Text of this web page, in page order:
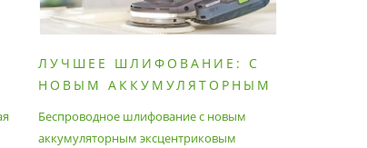
ЛУЧШЕЕ ШЛИФОВАНИЕ: С
НОВЫМ АККУМУЛЯТОРНЫМ
АППАРАТОМ ETSC2
Беспроводное шлифование с новым
аккумуляторным эксцентриковым